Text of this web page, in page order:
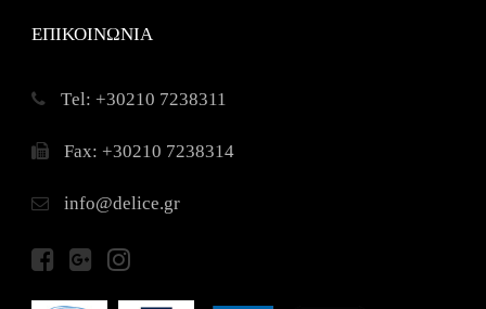
ΕΠΙΚΟΙΝΩΝΙΑ
Τel: +30210 7238311
Fax: +30210 7238314
info@delice.gr